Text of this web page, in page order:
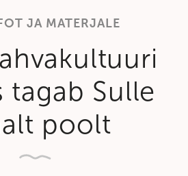
JA MATERJALE
tagab Sulle
poolt